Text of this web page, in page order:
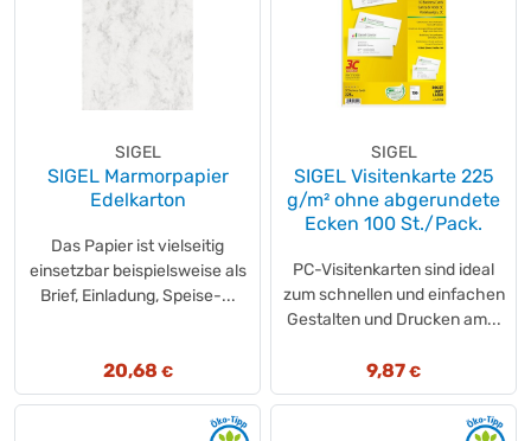
SIGEL
SIGEL Marmorpapier
Edelkarton
Das Papier ist vielseitig
einsetzbar beispielsweise als
Brief, Einladung, Speise-...
20,68 €
SIGEL
SIGEL Visitenkarte 225
g/m² ohne abgerundete
Ecken 100 St./Pack.
PC-Visitenkarten sind ideal
zum schnellen und einfachen
Gestalten und Drucken am...
9,87 €